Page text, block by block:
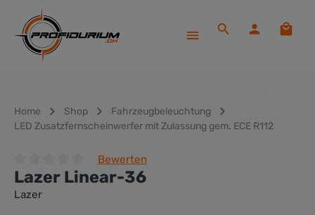
Zum Hauptinhalt springen
Home Shop
Fahrzeugbeleuchtung
LED Zusatzfernscheinwerfer mit Zulassung gem. ECE R112
Durchschnittliche Bewertung von 0 von 5 Sternen
Bewerten
Lazer Linear-36
Lazer